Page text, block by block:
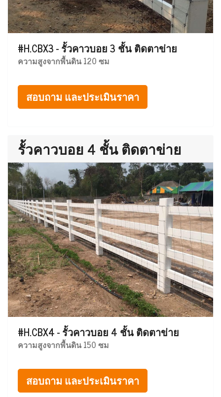
#H.CBX3 - รั้วคาวบอย 3 ชั้น ติดตาข่าย
ความสูงจากพื้นดิน 120 ซม
สอบถาม และประเมินราคา
รั้วคาวบอย 4 ชั้น ติดตาข่าย
#H.CBX4 - รั้วคาวบอย 4 ชั้น ติดตาข่าย
ความสูงจากพื้นดิน 150 ซม
สอบถาม และประเมินราคา